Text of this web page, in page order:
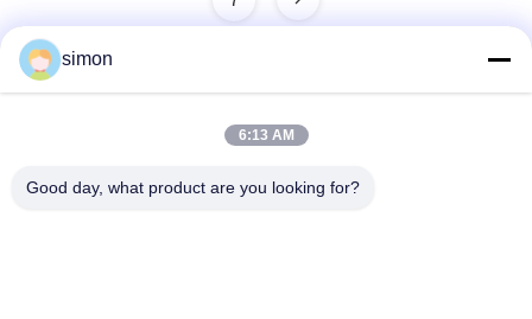
ที่อยู่
simon
6:13 AM
Good day, what product are you looking for?